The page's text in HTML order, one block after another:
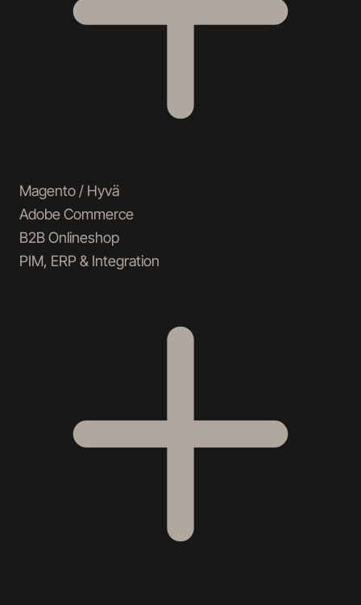
Magento / Hyvä
Adobe Commerce
B2B Onlineshop
PIM, ERP & Integration